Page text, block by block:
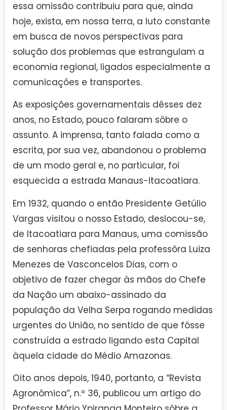
essa omissão contribuiu para que, ainda
hoje, exista, em nossa terra, a luto constante
em busca de novos perspectivas para
solução dos problemas que estrangulam a
economia regional, ligados especialmente a
comunicações e transportes.
As exposições governamentais dêsses dez
anos, no Estado, pouco falaram sôbre o
assunto. A imprensa, tanto falada como a
escrita, por sua vez, abandonou o problema
de um modo geral e, no particular, foi
esquecida a estrada Manaus-ltacoatiara.
Em 1932, quando o então Presidente Getúlio
Vargas visitou o nosso Estado, deslocou-se,
de Itacoatiara para Manaus, uma comissão
de senhoras chefiadas pela professôra Luiza
Menezes de Vasconcelos Dias, com o
objetivo de fazer chegar às mãos do Chefe
da Nação um abaixo-assinado da
população da Velha Serpa rogando medidas
urgentes do União, no sentido de que fôsse
construída a estrado ligando esta Capital
àquela cidade do Médio Amazonas.
Oito anos depois, 1940, portanto, a “Revista
Agronômica”, n.º 36, publicou um artigo do